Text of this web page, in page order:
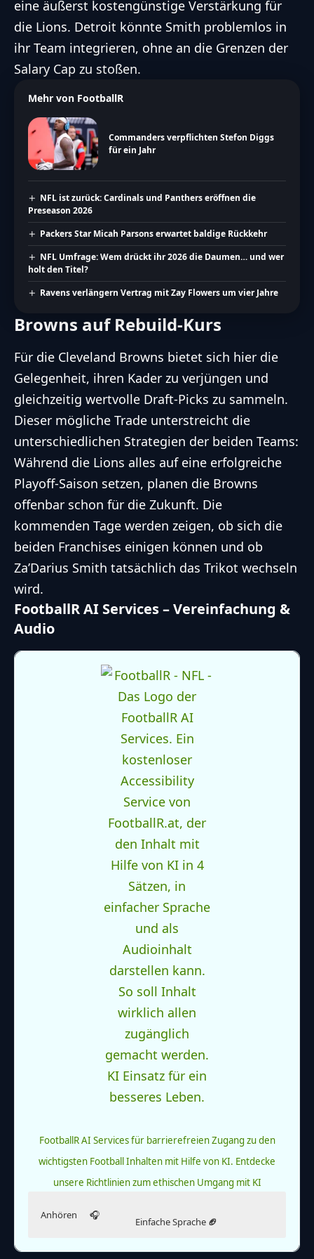
eine äußerst kostengünstige Verstärkung für
die Lions. Detroit könnte Smith problemlos in
ihr Team integrieren, ohne an die Grenzen der
Salary Cap zu stoßen.
Mehr von FootballR
Commanders verpflichten Stefon Diggs
für ein Jahr
NFL ist zurück: Cardinals und Panthers eröffnen die
Preseason 2026
Packers Star Micah Parsons erwartet baldige Rückkehr
NFL Umfrage: Wem drückt ihr 2026 die Daumen… und wer
holt den Titel?
Ravens verlängern Vertrag mit Zay Flowers um vier Jahre
Browns auf Rebuild-Kurs
Für die Cleveland Browns bietet sich hier die
Gelegenheit, ihren Kader zu verjüngen und
gleichzeitig wertvolle Draft-Picks zu sammeln.
Dieser mögliche Trade unterstreicht die
unterschiedlichen Strategien der beiden Teams:
Während die Lions alles auf eine erfolgreiche
Playoff-Saison setzen, planen die Browns
offenbar schon für die Zukunft. Die
kommenden Tage werden zeigen, ob sich die
beiden Franchises einigen können und ob
Za’Darius Smith tatsächlich das Trikot wechseln
wird.
FootballR AI Services – Vereinfachung &
Audio
FootballR AI Services für barrierefreien Zugang zu den
wichtigsten Football Inhalten mit Hilfe von KI. Entdecke
unsere Richtlinien zum ethischen Umgang mit KI
Anhören 🎧
Einfache Sprache 🏈